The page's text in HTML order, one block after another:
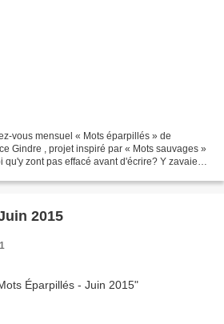
vous mensuel « Mots éparpillés » de
Gindre , projet inspiré par « Mots sauvages »
zont pas effacé avant d'écrire? Y zavaient
2015